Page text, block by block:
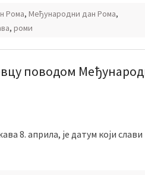
Рома, Међународни дан Рома,
, роми
поводом
8. априла, је датум који